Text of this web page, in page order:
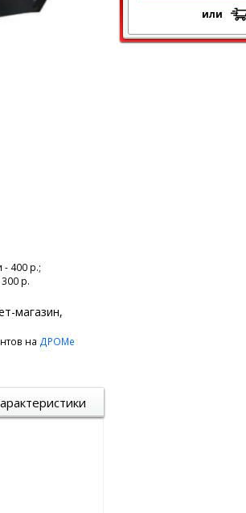
или
- 400 р.;
р.
магазин,
на ДРОМе